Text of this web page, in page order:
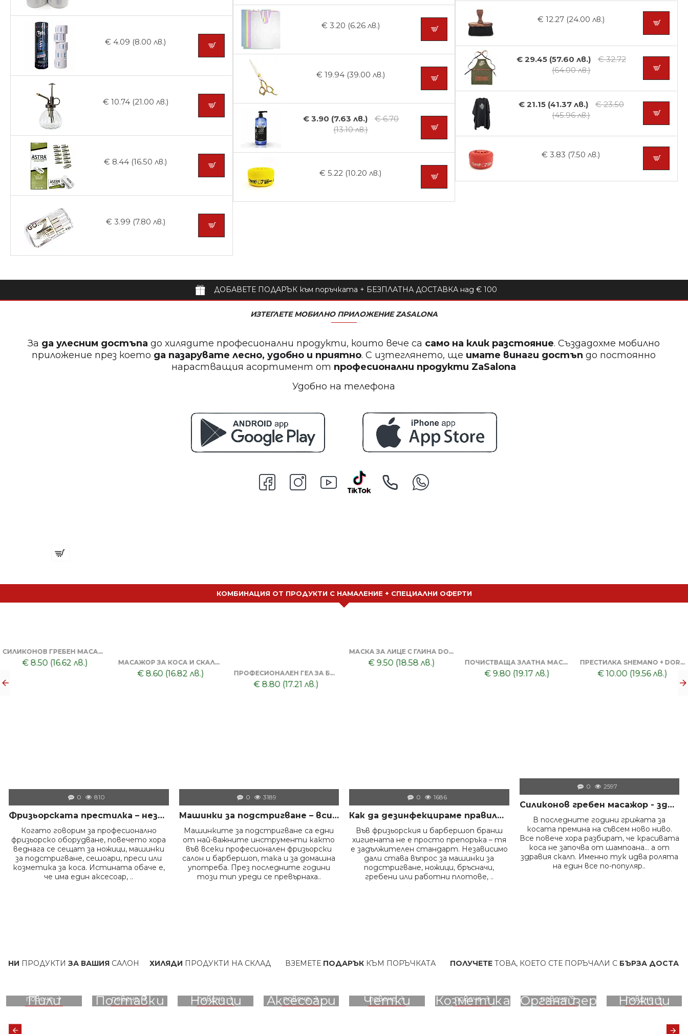
€ 4.09 (8.00 лв.)
€ 10.74 (21.00 лв.)
€ 8.44 (16.50 лв.)
€ 3.99 (7.80 лв.)
€ 3.20 (6.26 лв.)
€ 19.94 (39.00 лв.)
€ 3.90 (7.63 лв.)
€ 6.70
(13.10 лв.)
€ 5.22 (10.20 лв.)
€ 12.27 (24.00 лв.)
€ 29.45 (57.60 лв.)
€ 32.72
(64.00 лв.)
€ 21.15 (41.37 лв.)
€ 23.50
(45.96 лв.)
€ 3.83 (7.50 лв.)
ДОБАВЕТЕ ПОДАРЪК към поръчката + БЕЗПЛАТНА ДОСТАВКА над € 100
ИЗТЕГЛЕТЕ МОБИЛНО ПРИЛОЖЕНИЕ ZASALONA
За да улесним достъпадо хилядите професионални продукти, които вече са само на клик разстояние. Създадохме мобилно
приложение през което да пазарувате лесно, удобно и приятно. С изтеглянето, ще имате винаги достъп до постоянно
нарастващия асортимент от професионални продукти ZaSalona
Удобно на телефона
КОМБИНАЦИЯ ОТ ПРОДУКТИ С НАМАЛЕНИЕ + СПЕЦИАЛНИ ОФЕРТИ
€ 12.70 (24.84 лв.)
ФРИЗЬОРСКА ПЕЛЕРИНА + БУТИЛКА/ПРЪСКАЛКА + КАРБОНОВ ГРЕБЕН + НОЖИЦА 6 SCULPTO EUROSTIL
€ 23.00 (44.98 лв.)
€ 9.50 (18.58 лв.)
0 810
Фризьорската престилка – незаменимият помощник на всеки професионалист в салона
Когато говорим за професионално
фризьорско оборудване, повечето хора
веднага се сещат за ножици, машинки
за подстригване, сешоари, преси или
козметика за коса. Истината обаче е,
че има един аксесоар, ..
0 3189
Машинки за подстригване – всичко, което трябва да знаем преди да изберем правилния модел
Машинките за подстригване са едни
от най-важните инструменти както
във всеки професионален фризьорски
салон и барбершоп, така и за домашна
употреба. През последните години
този тип уреди се превърнаха..
0 1686
Как да дезинфекцираме правилно инструментите във фризьорски салон – пълно професионално ръководство
Във фризьорския и барбершоп бранш
хигиената не е просто препоръка – тя
е задължителен стандарт. Независимо
дали става въпрос за машинки за
подстригване, ножици, бръсначи,
гребени или работни плотове, ..
0 2597
Силиконов гребен масажор - здрава коса и скалп
В последните години грижата за
косата премина на съвсем ново ниво.
Все повече хора разбират, че красивата
коса не започва от шампоана… а от
здравия скалп. Именно тук идва ролята
на един все по-популяр..
ЗА ВАШИЯ САЛОН ХИЛЯДИ ПРОДУКТИ НА СКЛАДВЗЕМЕТЕ ПОДАРЪК КЪМ ПОРЪЧКАТА ПОЛУЧЕТЕ ТОВА, КОЕТО СТЕ ПОРЪЧАЛИСБЪРЗА ДОСТАВКАИ
Пили
повече
Поставки
повече
Ножици
повече
Аксесоари
повече
Четки
повече
Козметика
повече
Органайзер
повече
Ножици
повече